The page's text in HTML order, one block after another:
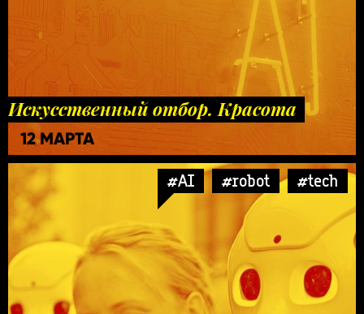
Искусственный отбор. Красота
12 МАРТА
#AI #robot #tech